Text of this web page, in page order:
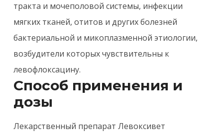
тракта и мочеполовой системы, инфекции
мягких тканей, отитов и других болезней
бактериальной и микоплазменной этиологии,
возбудители которых чувствительны к
левофлоксацину.
Способ применения и
дозы
Лекарственный препарат Левоксивет